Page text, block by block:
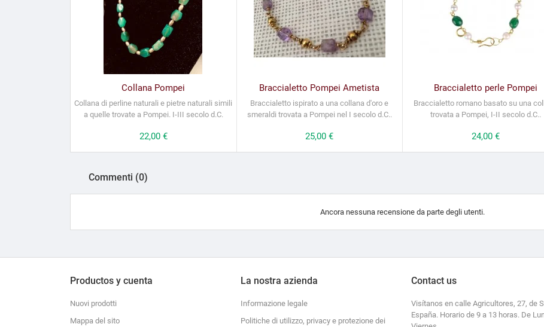
Collana Pompei
Collana di perline naturali e pietre naturali simili
a quelle trovate a Pompei. I-III secolo d.C.
Prezzo
22,00 €
Braccialetto Pompei Ametista
Braccialetto ispirato a una collana d'oro e
smeraldi trovata a Pompei nel I secolo d.C..
Prezzo
25,00 €
Braccialetto perle Pompei
Braccialetto romano basato su una
trovata a Pompei, I-II secolo d.C..
Prezzo
24,00 €
Commenti (0)
Ancora nessuna recensione da parte degli utenti.
Productos y cuenta
Nuovi prodotti
Mappa del sito
La nostra azienda
Informazione legale
Politiche di utilizzo, privacy e protezione dei
Contact us
Visítanos en calle Agricultores, 27, de
España. Horario de 9 a 13 horas. De